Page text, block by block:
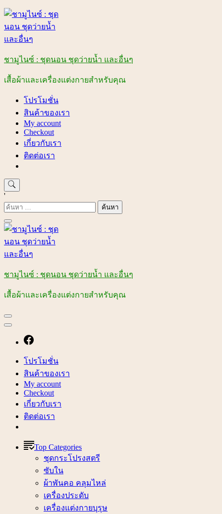
Skip
content
ชามูไนซ์ : ชุดนอน ชุดว่ายน้ำ และอื่นๆ
เสื้อผ้าและเครื่องแต่งกายสำหรับคุณ
โปรโมชั่น
สินค้าของเรา
My account
Checkout
เกี่ยวกับเรา
ติดต่อเรา
'
ค้นหา
สำหรับ:
ชามูไนซ์ : ชุดนอน ชุดว่ายน้ำ และอื่นๆ
เสื้อผ้าและเครื่องแต่งกายสำหรับคุณ
โปรโมชั่น
สินค้าของเรา
My account
Checkout
เกี่ยวกับเรา
ติดต่อเรา
Top Categories
ชุดกระโปรงสตรี
ซับใน
ผ้าพันคอ คลุมไหล่
เครื่องประดับ
เครื่องแต่งกายบุรุษ